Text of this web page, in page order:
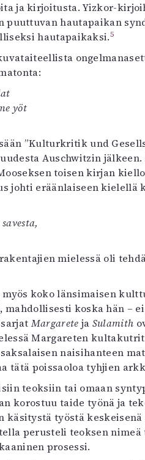
ja kirjoitusta. Yizkor-
hautapaikan
hautapaikaksi.5
yöt
”Kulturkritik und
Auschwitzin
toisen kirjan
johti eräänlaiseen kielellä
mielessä oli
koko länsimaisen
, mahdollisesti koska hän –
Margarete ja Sulamith
Margareten
naisihanteen
tätä poissaoloa tyhjien
teoksiin tai omaan
korostuu taide työnä ja
käsitystä työstä
perusteli teoksen
prosessi.